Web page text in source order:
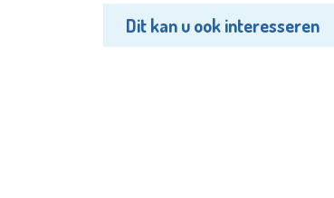
Dit kan u ook interesseren